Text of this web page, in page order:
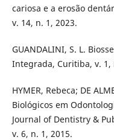
cariosa e a erosão
v. 14, n. 1, 2023.
GUANDALINI, S. L.
Integrada, Curitiba, v. 1,
HYMER, Rebeca; DE
Biológicos em
Journal of Dentistry &
v. 6, n. 1, 2015.